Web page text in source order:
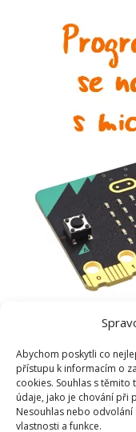
Abychom poskytli co
přístupu k informacím o
cookies. Souhlas s
údaje, jako je chování při
Nesouhlas nebo
vlastnosti a funkce.